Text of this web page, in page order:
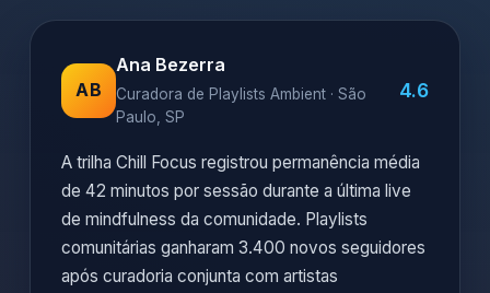
AB
Ana Bezerra
Curadora de Playlists Ambient · São
Paulo, SP
4.6
A trilha Chill Focus registrou permanência média
de 42 minutos por sessão durante a última live
de mindfulness da comunidade. Playlists
comunitárias ganharam 3.400 novos seguidores
após curadoria conjunta com artistas